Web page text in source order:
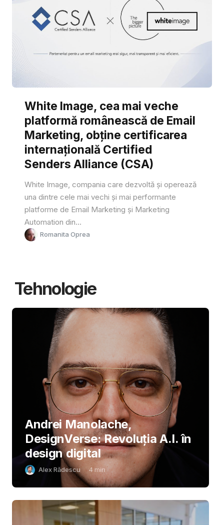
White Image, cea mai veche
platformă românească de Email
Marketing, obține certificarea
internațională Certified
Senders Alliance (CSA)
White Image, compania care dezvoltă și operează
una dintre cele mai vechi și mai performante
platforme de Email Marketing și Marketing
Automation din...
Romanita Oprea
Tehnologie
Andrei Manolache,
DesignVerse: Revoluția A.I. în
design digital
Alex Rădescu 4 min